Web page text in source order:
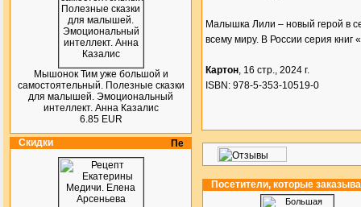
Мышонок Тим уже большой и
самостоятельный. Полезные сказки
для малышей. Эмоциональный
интеллект. Анна Казалис
6.85 EUR
Скидки
Малышка Лили – новый герой в
всему миру. В России серия
Картон, 16 стр., 2024 г.
ISBN: 978-5-353-10519-0
Посетители, которые